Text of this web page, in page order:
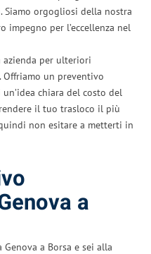
Siamo orgogliosi della nostra
per l’eccellenza nel
per ulteriori
un preventivo
chiara del costo del
il tuo trasloco il più
non esitare a metterti in
a
a Borsa e sei alla